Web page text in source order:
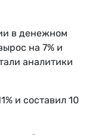
в денежном
на 7% и
аналитики
и составил 10